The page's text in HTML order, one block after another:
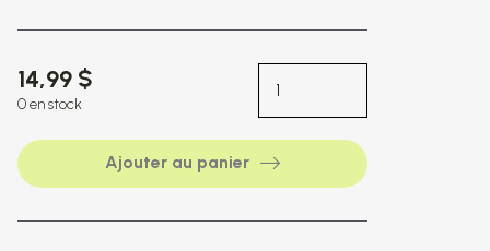
14,99 $
0 en stock
Ajouter au panier